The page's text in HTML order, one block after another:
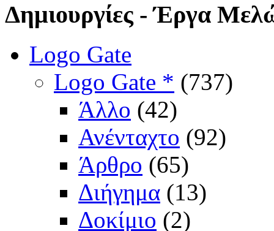
Δημιουργίες - Έργα
Logo Gate
Logo Gate * (737)
Άλλο (42)
Ανένταχτο (92)
Άρθρο (65)
Διήγημα (13)
Δοκίμιο (2)